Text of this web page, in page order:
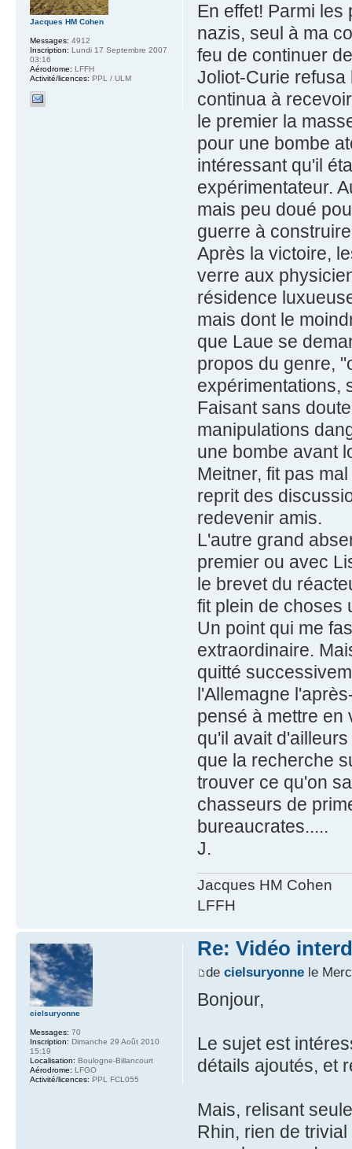
En effet! Parmi
nazis, seul à ma
feu de continuer
Joliot-Curie refusa
continua à
le premier la
pour une bombe
intéressant qu'il
expérimentateur.
mais peu doué
guerre à
Après la victoire,
verre aux
résidence
mais dont le
que Laue se
propos du genre,
expérimentations,
Faisant sans
manipulations
une bombe avant
Meitner, fit pas
reprit des
redevenir amis.
L'autre grand
premier ou avec
le brevet du
fit plein de choses
Un point qui me
extraordinaire.
quitté
l'Allemagne
pensé à mettre en
qu'il avait
que la recherche
trouver ce qu'on
chasseurs de
bureaucrates.....
J.
Jacques HM Cohen
LFFH
Jacques HM Cohen
Messages: 4912
Inscription: Lundi 17 Septembre 2007
03:16
Aérodrome: LFFH
Activité/licences: PPL / ULM
Re: Vidéo
de cielsuryonnele
Bonjour,
Le sujet est
détails ajoutés, et
Mais, relisant
Rhin, rien de
cielsuryonne
Messages: 70
Inscription: Dimanche 29 Août 2010
15:19
Localisation: Boulogne-Billancourt
Aérodrome: LFGO
Activité/licences: PPL FCL055